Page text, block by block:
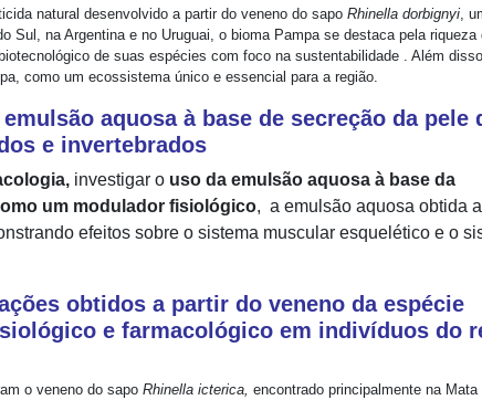
natural desenvolvido a partir do veneno do sapo Rhinella dorbignyi ,
Sul, na Argentina e no Uruguai, o bioma Pampa se destaca pela riqueza
de suas espécies com foco na sustentabilidade . Além
como um ecossistema único e essencial para a região.
aquosa à base de secreção da pele
e invertebrados
investigar o uso da emulsão aquosa à base da
um modulador fisiológico, a emulsão aquosa obtida
efeitos sobre o sistema muscular esquelético e o
obtidos a partir do veneno da espécie
e farmacológico em indivíduos do
o veneno do sapo Rhinella icterica, encontrado principalmente na Mata